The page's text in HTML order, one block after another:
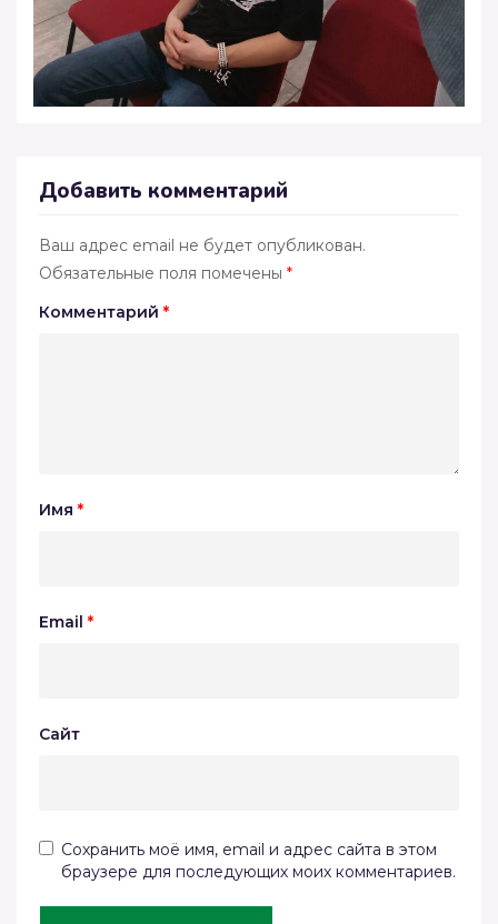
Добавить комментарий
Ваш адрес email не будет опубликован.
Обязательные поля помечены *
Комментарий *
Имя *
Email *
Сайт
Сохранить моё имя, email и адрес сайта в этом
браузере для последующих моих комментариев.